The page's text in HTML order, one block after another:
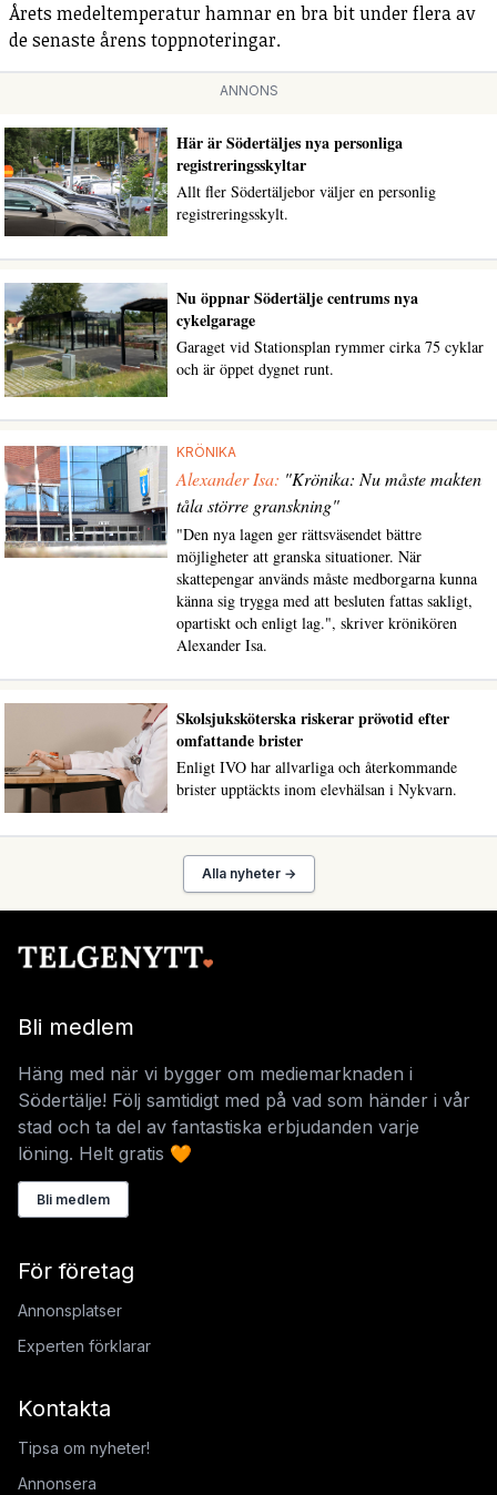
Årets medeltemperatur hamnar en bra bit under flera av
de senaste årens toppnoteringar.
ANNONS
Här är Södertäljes nya personliga
registreringsskyltar
Allt fler Södertäljebor väljer en personlig
registreringsskylt.
Nu öppnar Södertälje centrums nya
cykelgarage
Garaget vid Stationsplan rymmer cirka 75 cyklar
och är öppet dygnet runt.
KRÖNIKA
Alexander Isa: "Krönika: Nu måste makten
tåla större granskning"
"Den nya lagen ger rättsväsendet bättre
möjligheter att granska situationer. När
skattepengar används måste medborgarna kunna
känna sig trygga med att besluten fattas sakligt,
opartiskt och enligt lag.", skriver krönikören
Alexander Isa.
Skolsjuksköterska riskerar prövotid efter
omfattande brister
Enligt IVO har allvarliga och återkommande
brister upptäckts inom elevhälsan i Nykvarn.
Alla nyheter →
Bli medlem
Häng med när vi bygger om mediemarknaden i
Södertälje! Följ samtidigt med på vad som händer i vår
stad och ta del av fantastiska erbjudanden varje
löning. Helt gratis 🧡
Bli medlem
För företag
Annonsplatser
Experten förklarar
Kontakta
Tipsa om nyheter!
Annonsera